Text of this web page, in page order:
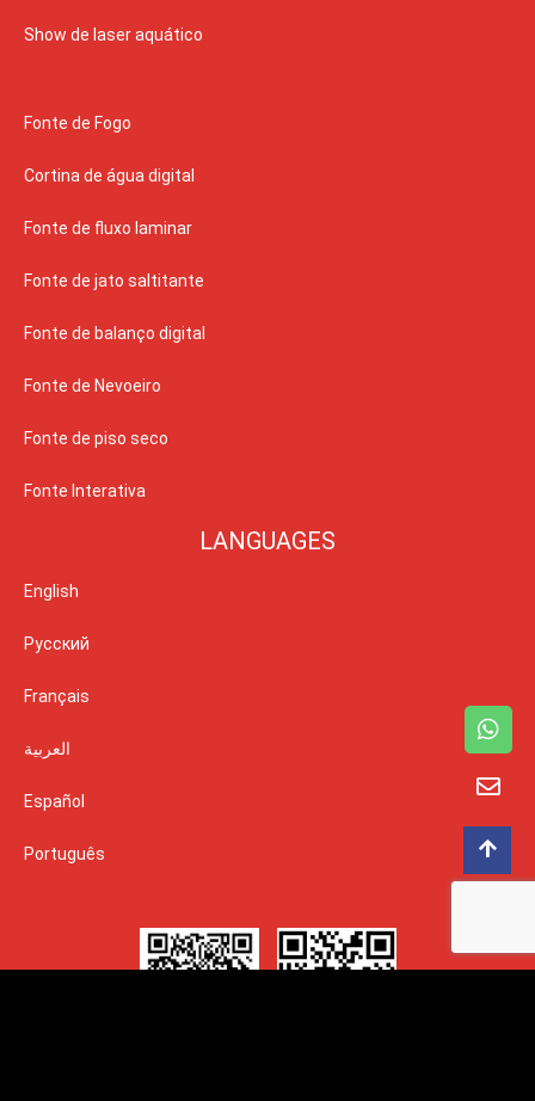
Show de laser aquático
Fonte de Fogo
Cortina de água digital
Fonte de fluxo laminar
Fonte de jato saltitante
Fonte de balanço digital
Fonte de Nevoeiro
Fonte de piso seco
Fonte Interativa
LANGUAGES
English
Русский
Français
العربية
Español
Português